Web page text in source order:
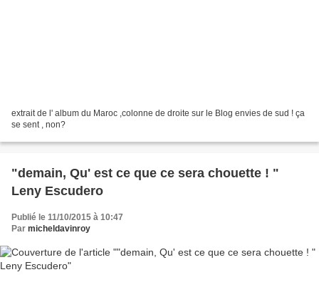
extrait de l' album du Maroc ,colonne de droite sur le Blog envies de sud ! ça
se sent , non?
"demain, Qu' est ce que ce sera chouette ! "
Leny Escudero
Publié le 11/10/2015 à 10:47
Par micheldavinroy